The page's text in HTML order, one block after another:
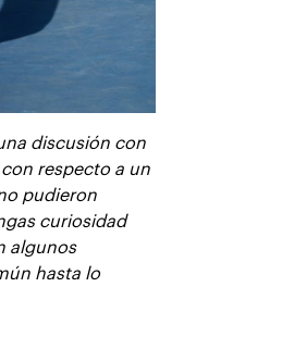
discusión con
respecto a un
pudieron
curiosidad
algunos
hasta lo